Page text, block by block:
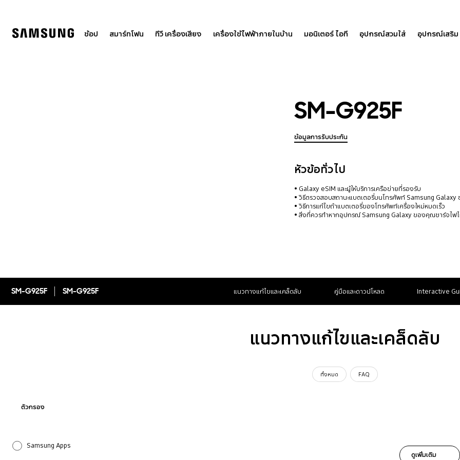
ช้อป สมาร์ทโฟน ทีวี เครื่องเสียง เครื่องใช้ไฟฟ้าภายในบ้าน มอนิเตอร์ ไอที อุปกรณ์สวมใส่ อุปกรณ์เสริม
SM-G925F
ข้อมูลการรับประกัน
หัวข้อทั่วไป
Galaxy eSIM และผู้ให้บริการเครือข่ายที่รองรับ
วิธีตรวจสอบสถานะแบตเตอรี่บนโทรศัพท์ Samsung
วิธีการแก้ไขถ้าแบตเตอรี่ของโทรศัพท์เครื่องใหม่หมดเร็ว
สิ่งที่ควรทำหากอุปกรณ์ Samsung Galaxy ของคุณชาร์จไฟไ
SM-G925F SM-G925F แนวทางแก้ไขและเคล็ดลับ คู่มือและดาวน์โหลด Interactive
แนวทางแก้ไขและเคล็ดลับ
ทั้งหมด FAQ
ตัวกรอง
Samsung Apps
ดูเพิ่มเติม